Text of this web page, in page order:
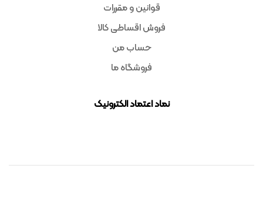
قوانین و مقررات
فروش اقساطی کالا
حساب من
فروشگاه ما
نماد اعتماد الکترونیک